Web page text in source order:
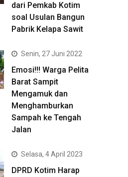
dari Pemkab Kotim
soal Usulan Bangun
Pabrik Kelapa Sawit
Senin, 27 Juni 2022
Emosi!!! Warga Pelita
Barat Sampit
Mengamuk dan
Menghamburkan
Sampah ke Tengah
Jalan
Selasa, 4 April 2023
DPRD Kotim Harap